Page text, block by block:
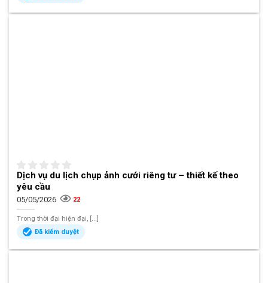
Dịch vụ du lịch chụp ảnh cưới riêng tư – thiết kế theo
yêu cầu
05/05/2026 22
Trong thời đại hiện đại, [...]
Đã kiểm duyệt